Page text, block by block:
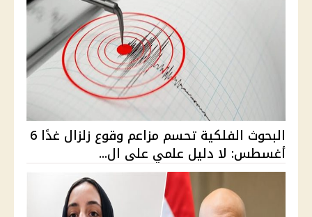
البحوث الفلكية تحسم مزاعم وقوع زلزال غدًا 6
أغسطس: لا دليل علمي على ال...